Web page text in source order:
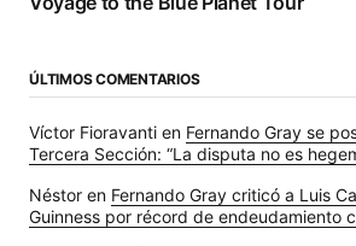
ÚLTIMOS COMENTARIOS
Víctor Fioravanti en Fernando Gray se
Tercera Sección: “La disputa no es
Néstor en Fernando Gray criticó a Luis
Guinness por récord de endeudamiento